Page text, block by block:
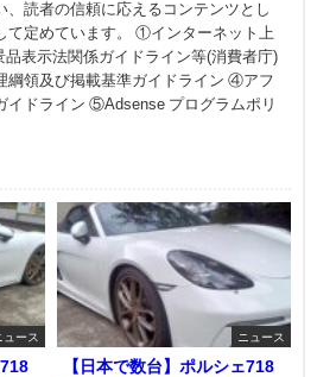
、読者の信頼に応えるコンテンツとし
て定めています。 ①インターネット上
表示法関係ガイドライン等(消費者庁)
領及び掲載基準ガイドライン ④アフ
イドライン ⑤Adsense プログラムポリ
ュース ニュース
【日本で数台】ポルシェ718